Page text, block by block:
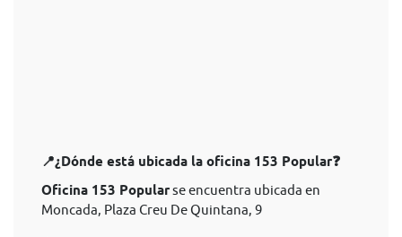
📍¿Dónde está ubicada la oficina 153 Popular❓
Oficina 153 Popularse encuentra ubicada en
Moncada, Plaza Creu De Quintana, 9